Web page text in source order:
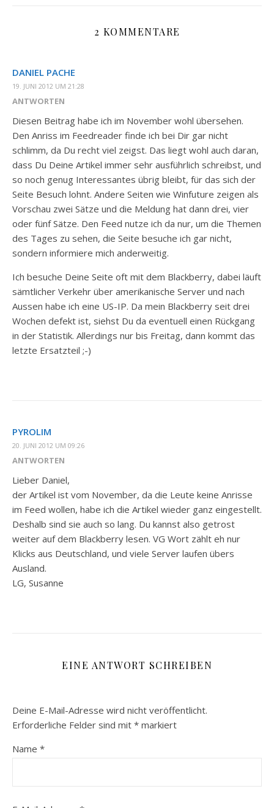
2 KOMMENTARE
DANIEL PACHE
19. JUNI 2012 UM 21:28
ANTWORTEN
Diesen Beitrag habe ich im November wohl übersehen.
Den Anriss im Feedreader finde ich bei Dir gar nicht
schlimm, da Du recht viel zeigst. Das liegt wohl auch daran,
dass Du Deine Artikel immer sehr ausführlich schreibst, und
so noch genug Interessantes übrig bleibt, für das sich der
Seite Besuch lohnt. Andere Seiten wie Winfuture zeigen als
Vorschau zwei Sätze und die Meldung hat dann drei, vier
oder fünf Sätze. Den Feed nutze ich da nur, um die Themen
des Tages zu sehen, die Seite besuche ich gar nicht,
sondern informiere mich anderweitig.
Ich besuche Deine Seite oft mit dem Blackberry, dabei läuft
sämtlicher Verkehr über amerikanische Server und nach
Aussen habe ich eine US-IP. Da mein Blackberry seit drei
Wochen defekt ist, siehst Du da eventuell einen Rückgang
in der Statistik. Allerdings nur bis Freitag, dann kommt das
letzte Ersatzteil ;-)
PYROLIM
20. JUNI 2012 UM 09:26
ANTWORTEN
Lieber Daniel,
der Artikel ist vom November, da die Leute keine Anrisse
im Feed wollen, habe ich die Artikel wieder ganz eingestellt.
Deshalb sind sie auch so lang. Du kannst also getrost
weiter auf dem Blackberry lesen. VG Wort zählt eh nur
Klicks aus Deutschland, und viele Server laufen übers
Ausland.
LG, Susanne
EINE ANTWORT SCHREIBEN
Deine E-Mail-Adresse wird nicht veröffentlicht.
Erforderliche Felder sind mit * markiert
Name *